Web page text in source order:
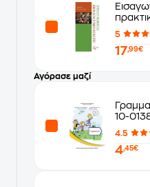
5
17,99€
Αγόρασε μαζί
10-
4.5
4,45€